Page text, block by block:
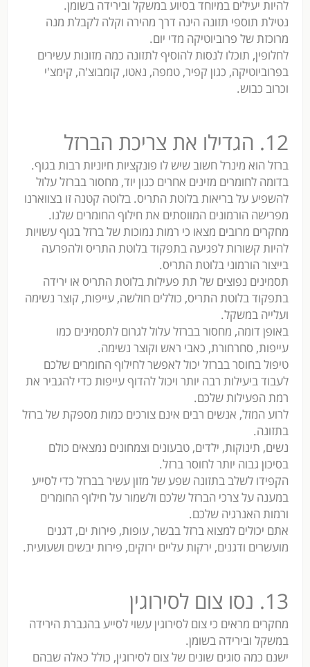
להיות יעילים במיוחד בסיוע במשקל ובירידה בשומן.
נטילת תוספי תזונה הינה דרך מהירה וקלה לקבלת מנה
מרוכזת של פרוביוטיקה מדי יום.
לחלופין, תוכלו לנסות להוסיף לתזונה כמה מזונות עשירים
בפרוביוטיקה, כגון קפיר, טמפה, נאטו, קומבוצ'ה, קימצ'י
וכרוב כבוש.
12. הגדילו את צריכת הברזל
ברזל הוא מינרל חשוב שיש לו פונקציות חיוניות רבות בגוף.
בדומה לחומרים מזינים אחרים כגון יוד, מחסור בברזל עלול
להשפיע על בריאות בלוטת התריס. בלוטה קטנה זו בצווארנו
מפרישה הורמונים המווסתים את חילוף החומרים שלנו.
מחקרים מרובים מצאו כי רמות נמוכות של ברזל בגוף עשויות
להיות קשורות לפגיעה בתפקוד בלוטת התריס ולהפרעה
בייצור הורמוני בלוטת התריס.
תסמינים נפוצים של תת פעילות בלוטת התריס או ירידה
בתפקוד בלוטת התריס, כוללים חולשה, עייפות, קוצר נשימה
ועלייה במשקל.
באופן דומה, מחסור בברזל עלול לגרום לתסמינים כמו
עייפות, סחרחורת, כאבי ראש וקוצר נשימה.
טיפול בחוסר בברזל יכול לאפשר לחילוף החומרים שלכם
לעבוד ביעילות רבה יותר ויכול להדוף עייפות כדי להגביר את
רמת הפעילות שלכם.
לרוע המזל, אנשים רבים אינם צורכים כמות מספקת של ברזל
בתזונה.
נשים, תינוקות, ילדים, טבעונים וצמחונים נמצאים כולם
בסיכון גבוה יותר לחוסר ברזל.
הקפידו לשלב בתזונה שפע של מזון עשיר בברזל כדי לסייע
במענה על צרכי הברזל שלכם ולשמור על חילוף החומרים
ורמות האנרגיה שלכם.
אתם יכולים למצוא ברזל בבשר, עופות, פירות ים, דגנים
מועשרים ודגנים, ירקות עליים ירוקים, פירות יבשים ושעועית.
13. נסו צום לסירוגין
מחקרים מראים כי צום לסירוגין עשוי לסייע בהגברת הירידה
במשקל ובירידה בשומן.
ישנם כמה סוגים שונים של צום לסירוגין, כולל כאלה שבהם